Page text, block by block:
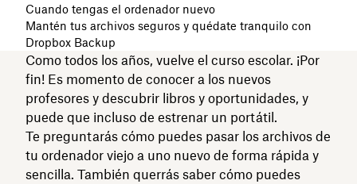
Cuando tengas el ordenador nuevo
Mantén tus archivos seguros y quédate tranquilo con
Dropbox Backup
Como todos los años, vuelve el curso escolar. ¡Por
fin! Es momento de conocer a los nuevos
profesores y descubrir libros y oportunidades, y
puede que incluso de estrenar un portátil.
Te preguntarás cómo puedes pasar los archivos de
tu ordenador viejo a uno nuevo de forma rápida y
sencilla. También querrás saber cómo puedes